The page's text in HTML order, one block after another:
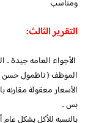
ومناسب
التقرير الثالث:
الأجواء العامه جيدة
الموظف ( ناظمول
الأسعار معقولة
بس ..
بالنسبه للأكل بشكل عام